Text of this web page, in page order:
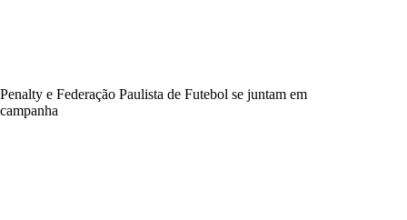
Penalty e Federação Paulista de Futebol se juntam em
campanha